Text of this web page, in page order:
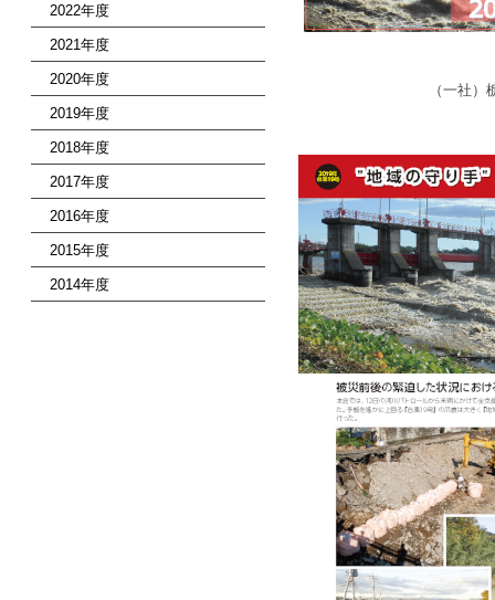
2022年度
2021年度
2020年度
2019年度
2018年度
2017年度
2016年度
2015年度
2014年度
（一社